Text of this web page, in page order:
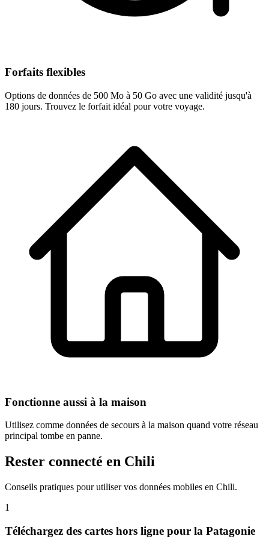
Forfaits flexibles
Options de données de 500 Mo à 50 Go avec une validité jusqu'à
180 jours. Trouvez le forfait idéal pour votre voyage.
Fonctionne aussi à la maison
Utilisez comme données de secours à la maison quand votre réseau
principal tombe en panne.
Rester connecté en Chili
Conseils pratiques pour utiliser vos données mobiles en Chili.
1
Téléchargez des cartes hors ligne pour la Patagonie